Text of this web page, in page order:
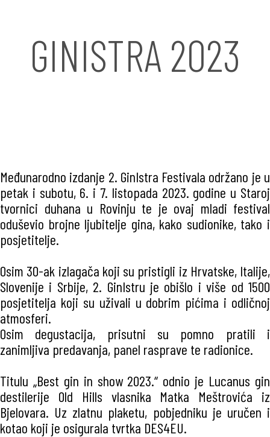
GINISTRA 2023
Međunarodno izdanje 2. GinIstra Festivala održano je u
petak i subotu, 6. i 7. listopada 2023. godine u Staroj
tvornici duhana u Rovinju te je ovaj mladi festival
oduševio brojne ljubitelje gina, kako sudionike, tako i
posjetitelje.
Osim 30-ak izlagača koji su pristigli iz Hrvatske, Italije,
Slovenije i Srbije, 2. GinIstru je obišlo i više od 1500
posjetitelja koji su uživali u dobrim pićima i odličnoj
atmosferi.
Osim degustacija, prisutni su pomno pratili i
zanimljiva predavanja, panel rasprave te radionice.
Titulu „Best gin in show 2023.“ odnio je Lucanus gin
destilerije Old Hills vlasnika Matka Meštrovića iz
Bjelovara. Uz zlatnu plaketu, pobjedniku je uručen i
kotao koji je osigurala tvrtka DES4EU.